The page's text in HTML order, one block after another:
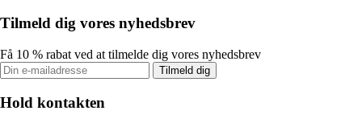
Tilmeld dig vores nyhedsbrev
Få 10 % rabat ved at tilmelde dig vores nyhedsbrev
Tilmeld dig
Hold kontakten